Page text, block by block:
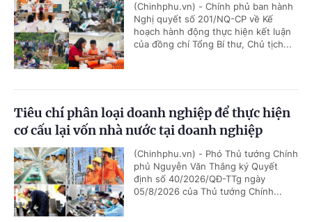
(Chinhphu.vn) - Chính phủ ban hành
Nghị quyết số 201/NQ-CP về Kế
hoạch hành động thực hiện kết luận
của đồng chí Tổng Bí thư, Chủ tịch...
Tiêu chí phân loại doanh nghiệp để thực hiện
cơ cấu lại vốn nhà nước tại doanh nghiệp
(Chinhphu.vn) - Phó Thủ tướng Chính
phủ Nguyễn Văn Thắng ký Quyết
định số 40/2026/QĐ-TTg ngày
05/8/2026 của Thủ tướng Chính...